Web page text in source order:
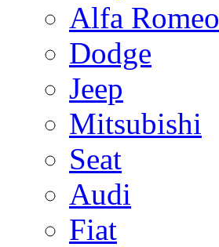
Alfa Romeo
Dodge
Jeep
Mitsubishi
Seat
Audi
Fiat